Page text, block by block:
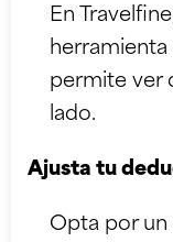
En
permite ver
lado.
Ajusta tu
Opta por un